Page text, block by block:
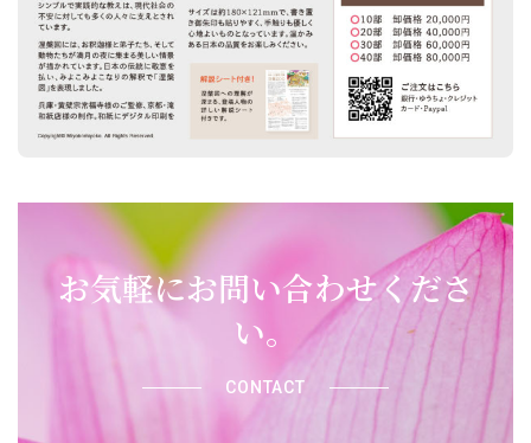
お気軽にお問い合わせくださ
い。
CONTACT